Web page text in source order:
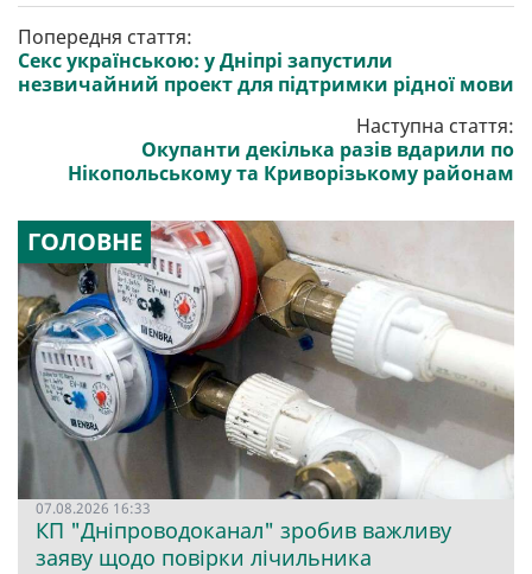
Попередня стаття:
Секс українською: у Дніпрі запустили
незвичайний проект для підтримки рідної мови
Наступна стаття:
Окупанти декілька разів вдарили по
Нікопольському та Криворізькому районам
ГОЛОВНЕ
07.08.2026 16:33
КП "Дніпроводоканал" зробив важливу
заяву щодо повірки лічильника